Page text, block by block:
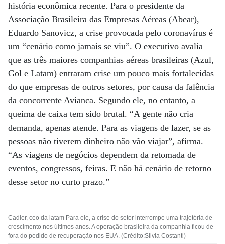
história econômica recente. Para o presidente da
Associação Brasileira das Empresas Aéreas (Abear),
Eduardo Sanovicz, a crise provocada pelo coronavírus é
um “cenário como jamais se viu”. O executivo avalia
que as três maiores companhias aéreas brasileiras (Azul,
Gol e Latam) entraram crise um pouco mais fortalecidas
do que empresas de outros setores, por causa da falência
da concorrente Avianca. Segundo ele, no entanto, a
queima de caixa tem sido brutal. “A gente não cria
demanda, apenas atende. Para as viagens de lazer, se as
pessoas não tiverem dinheiro não vão viajar”, afirma.
“As viagens de negócios dependem da retomada de
eventos, congressos, feiras. E não há cenário de retorno
desse setor no curto prazo.”
Cadier, ceo da latam Para ele, a crise do setor interrompe uma trajetória de
crescimento nos últimos anos. A operação brasileira da companhia ficou de
fora do pedido de recuperação nos EUA. (Crédito:Silvia Costanti)